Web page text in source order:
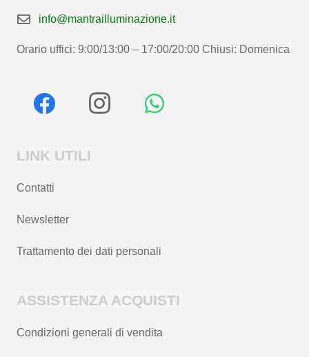
info@mantrailluminazione.it
Orario uffici: 9:00/13:00 – 17:00/20:00 Chiusi: Domenica
LINK UTILI
Contatti
Newsletter
Trattamento dei dati personali
ASSISTENZA ACQUISTI
Condizioni generali di vendita